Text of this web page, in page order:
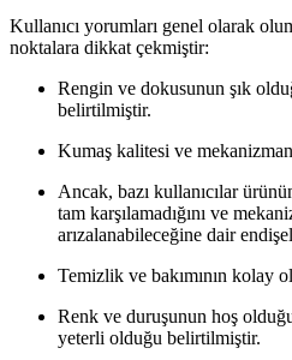
Kullanıcı yorumları genel olarak
noktalara dikkat çekmiştir:
Rengin ve dokusunun şık
belirtilmiştir.
Kumaş kalitesi ve
Ancak, bazı kullanıcılar
tam karşılamadığını ve
arızalanabileceğine dair
Temizlik ve bakımının kolay
Renk ve duruşunun hoş
yeterli olduğu belirtilmiştir.